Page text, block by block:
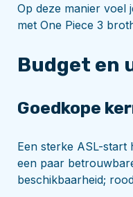
Op deze manier voel
met One Piece 3
Budget en
Goedkope
Een sterke ASL-start
een paar
beschikbaarheid;